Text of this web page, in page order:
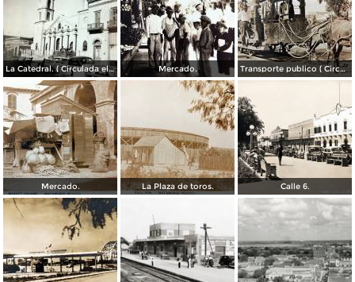
La Catedral. ( Circulada el 6 de Noviembre de 1944 ). Mercado. Transporte publico ( Circulada el 20 de Febrero de 1921 ).
Mercado. La Plaza de toros. Calle 6.